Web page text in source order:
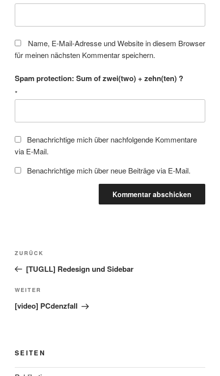
Name, E-Mail-Adresse und Website in diesem Browser
für meinen nächsten Kommentar speichern.
Spam protection: Sum of zwei(two) + zehn(ten) ?
*
Benachrichtige mich über nachfolgende Kommentare
via E-Mail.
Benachrichtige mich über neue Beiträge via E-Mail.
Beitragsnavigation
Vorheriger
Beitrag
ZURÜCK
[TUGLL] Redesign und Sidebar
Nächster
Beitrag
WEITER
[video] PCdenzfall
SEITEN